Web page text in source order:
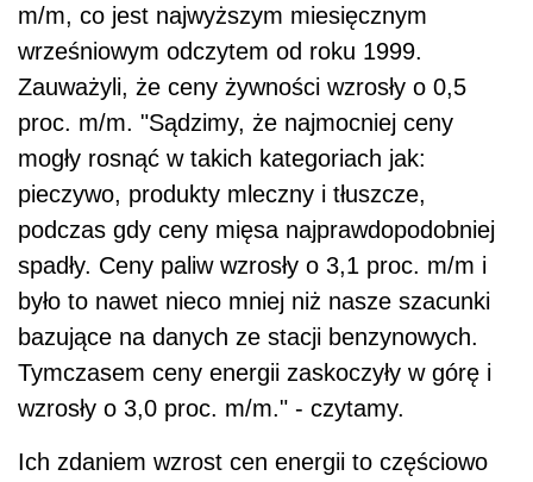
m/m, co jest najwyższym miesięcznym
wrześniowym odczytem od roku 1999.
Zauważyli, że ceny żywności wzrosły o 0,5
proc. m/m. "Sądzimy, że najmocniej ceny
mogły rosnąć w takich kategoriach jak:
pieczywo, produkty mleczny i tłuszcze,
podczas gdy ceny mięsa najprawdopodobniej
spadły. Ceny paliw wzrosły o 3,1 proc. m/m i
było to nawet nieco mniej niż nasze szacunki
bazujące na danych ze stacji benzynowych.
Tymczasem ceny energii zaskoczyły w górę i
wzrosły o 3,0 proc. m/m." - czytamy.
Ich zdaniem wzrost cen energii to częściowo